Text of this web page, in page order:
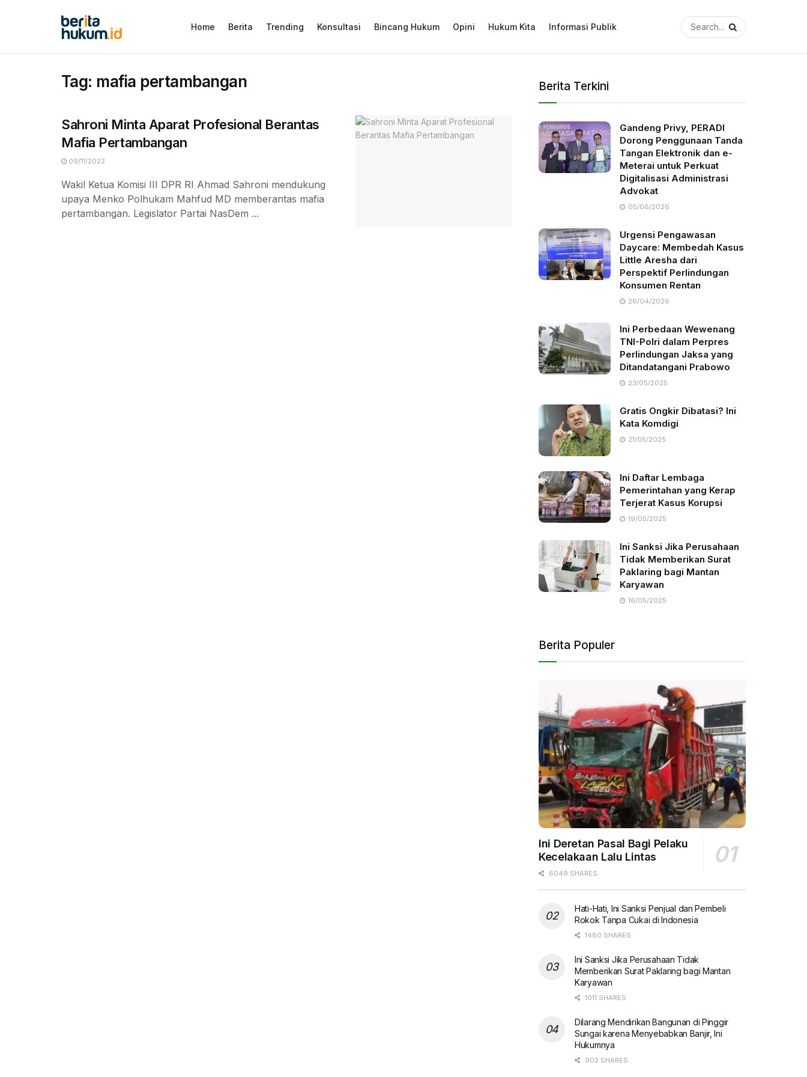
Home Berita Trending Konsultasi Bincang Hukum Opini Hukum Kita Informasi Publik
Tag: mafia pertambangan
Sahroni Minta Aparat Profesional Berantas
Mafia Pertambangan
09/11/2022
Wakil Ketua Komisi III DPR RI Ahmad Sahroni mendukung
upaya Menko Polhukam Mahfud MD memberantas mafia
pertambangan. Legislator Partai NasDem ...
Berita Terkini
Gandeng Privy, PERADI
Dorong Penggunaan Tanda
Tangan Elektronik dan e-
Meterai untuk Perkuat
Digitalisasi Administrasi
Advokat
05/06/2026
Urgensi Pengawasan
Daycare: Membedah Kasus
Little Aresha dari
Perspektif Perlindungan
Konsumen Rentan
26/04/2026
Ini Perbedaan Wewenang
TNI-Polri dalam Perpres
Perlindungan Jaksa yang
Ditandatangani Prabowo
23/05/2025
Gratis Ongkir Dibatasi? Ini
Kata Komdigi
21/05/2025
Ini Daftar Lembaga
Pemerintahan yang Kerap
Terjerat Kasus Korupsi
19/05/2025
Ini Sanksi Jika Perusahaan
Tidak Memberikan Surat
Paklaring bagi Mantan
Karyawan
16/05/2025
Berita Populer
Ini Deretan Pasal Bagi Pelaku
Kecelakaan Lalu Lintas
6049 SHARES
Hati-Hati, Ini Sanksi Penjual dan Pembeli
Rokok Tanpa Cukai di Indonesia
1480 SHARES
Ini Sanksi Jika Perusahaan Tidak
Memberikan Surat Paklaring bagi Mantan
Karyawan
1011 SHARES
Dilarang Mendirikan Bangunan di Pinggir
Sungai karena Menyebabkan Banjir, Ini
Hukumnya
902 SHARES